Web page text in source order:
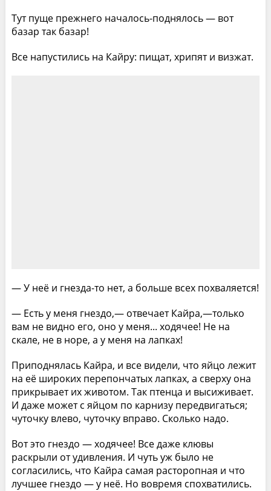
Тут пуще прежнего началось-поднялось — вот
базар так базар!
Все напустились на Кайру: пищат, хрипят и визжат.
— У неё и гнезда-то нет, а больше всех похваляется!
— Есть у меня гнездо,— отвечает Кайра,—только
вам не видно его, оно у меня... ходячее! Не на
скале, не в норе, а у меня на лапках!
Приподнялась Кайра, и все видели, что яйцо лежит
на её широких перепончатых лапках, а сверху она
прикрывает их животом. Так птенца и высиживает.
И даже может с яйцом по карнизу передвигаться;
чуточку влево, чуточку вправо. Сколько надо.
Вот это гнездо — ходячее! Все даже клювы
раскрыли от удивления. И чуть уж было не
согласились, что Кайра самая расторопная и что
лучшее гнездо — у неё. Но вовремя спохватились.